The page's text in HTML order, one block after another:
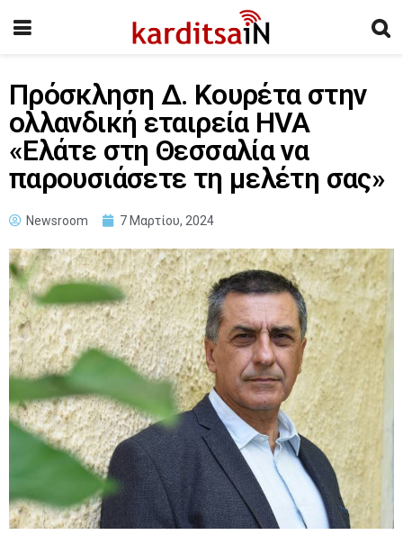
Πρόσκληση Δ. Κουρέτα στην
ολλανδική εταιρεία HVA
«Ελάτε στη Θεσσαλία να
παρουσιάσετε τη μελέτη σας»
Newsroom 7 Μαρτίου, 2024